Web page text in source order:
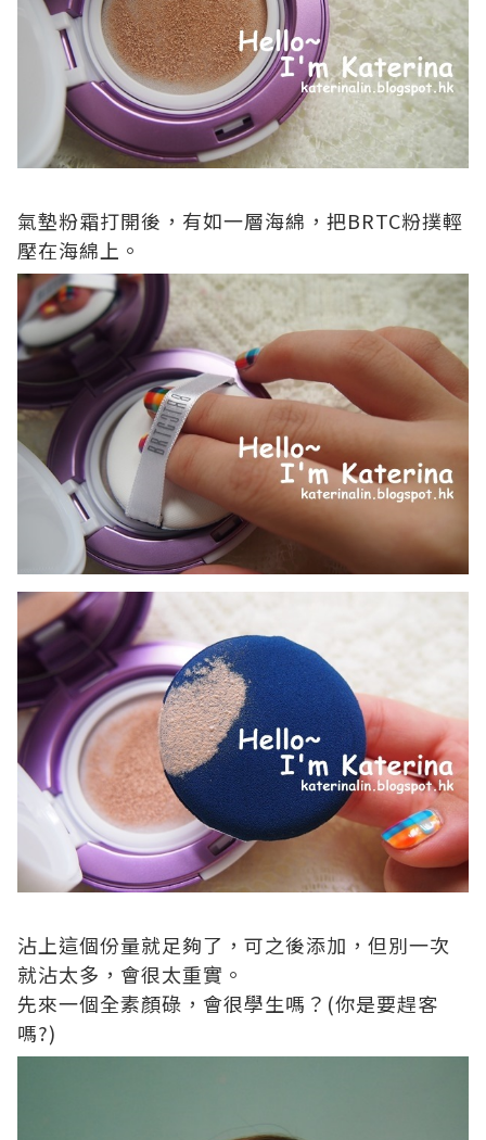
氣墊粉霜打開後，有如一層海綿，把BRTC粉撲輕
壓在海綿上。
沾上這個份量就足夠了，可之後添加，但別一次
就沾太多，會很太重實。
先來一個全素顏碌，會很學生嗎？ (你是要趕客
嗎?)